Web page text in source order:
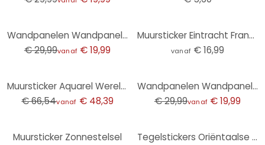
Wandpanelen Wandpanelen zelfklevend pastel mint
€ 29,99vanaf € 19,99
Muursticker Eintracht Frankfurt - Stadion Tribune
vanaf € 16,99
Muursticker Aquarel Wereldkaart (grijs)
€ 66,54vanaf € 48,39
Wandpanelen Wandpanelen zelfklevend pistache
€ 29,99vanaf € 19,99
Muursticker Zonnestelsel
Tegelstickers Oriëntaalse tegeltjes 03- set van 12